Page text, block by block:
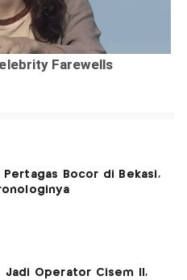
Pertagas Bocor di Bekasi,
Jadi Operator Cisem II,